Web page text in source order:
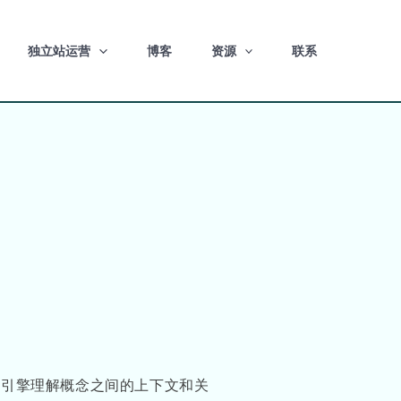
独立站运营 博客 资源 联系
擎理解概念之间的上下文和关